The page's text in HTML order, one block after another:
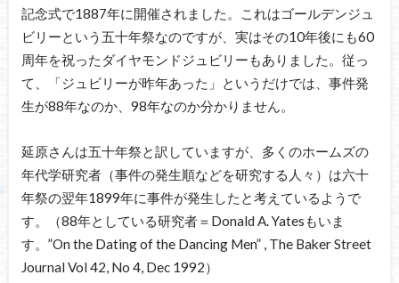
記念式で1887年に開催されました。これはゴールデンジュ
ビリーという五十年祭なのですが、実はその10年後にも60
周年を祝ったダイヤモンドジュビリーもありました。従っ
て、「ジュビリーが昨年あった」というだけでは、事件発
生が88年なのか、98年なのか分かりません。
延原さんは五十年祭と訳していますが、多くのホームズの
年代学研究者（事件の発生順などを研究する人々）は六十
年祭の翌年1899年に事件が発生したと考えているようで
す。（88年としている研究者＝Donald A. Yatesもいま
す。”On the Dating of the Dancing Men” , The Baker Street
Journal Vol 42, No 4, Dec 1992）